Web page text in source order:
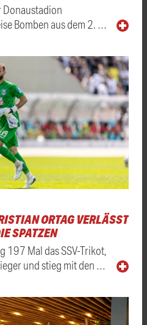
Donaustadion
Bomben aus dem 2. …
ORTAG VERLÄSST
SPATZEN
197 Mal das SSV-Trikot,
und stieg mit den …